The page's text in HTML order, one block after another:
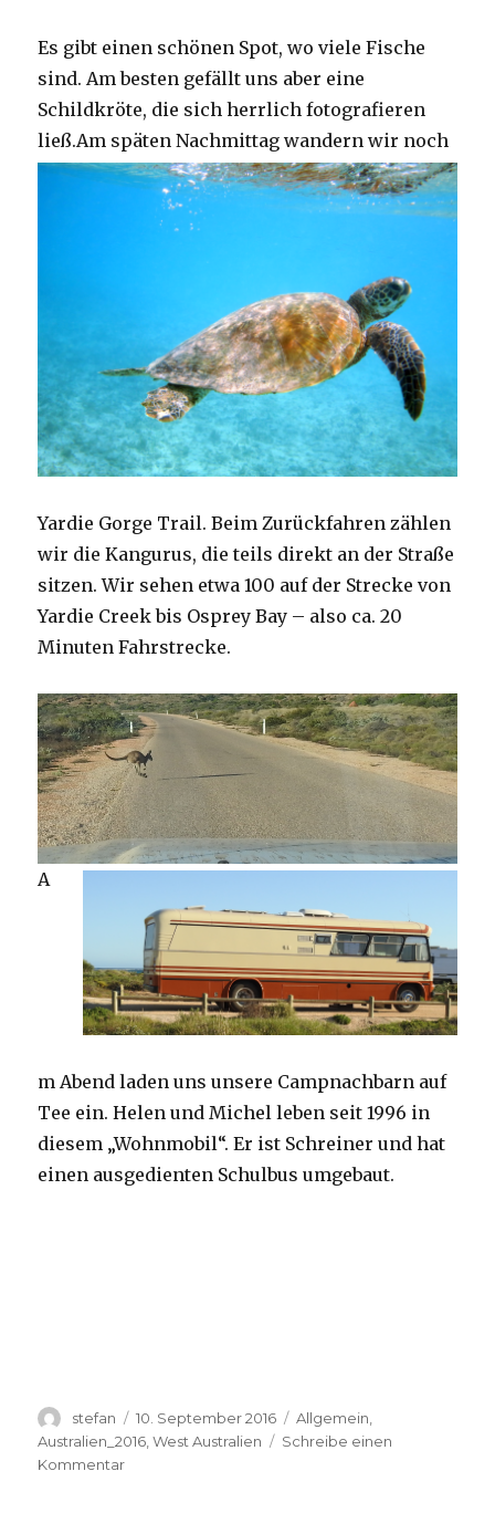
Es gibt einen schönen Spot, wo viele Fische
sind. Am besten gefällt uns aber eine
Schildkröte, die sich herrlich fotografieren
ließ.Am späten Nachmittag wandern wir noch
Yardie Gorge Trail. Beim Zurückfahren zählen
wir die Kangurus, die teils direkt an der Straße
sitzen. Wir sehen etwa 100 auf der Strecke von
Yardie Creek bis Osprey Bay – also ca. 20
Minuten Fahrstrecke.
A
m Abend laden uns unsere Campnachbarn auf
Tee ein. Helen und Michel leben seit 1996 in
diesem „Wohnmobil“. Er ist Schreiner und hat
einen ausgedienten Schulbus umgebaut.
Autor
stefan
Veröffentlicht
am
10. September 2016 Kategorien
Allgemein
Australien_2016 ,West Australien
Schreibe einen
Kommentarzu